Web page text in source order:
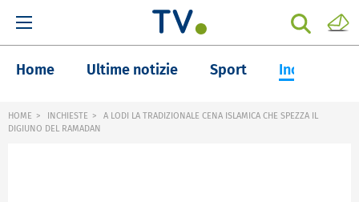
Home Ultime notizie Sport Inchieste
HOME INCHIESTE
A LODI LA TRADIZIONALE CENA ISLAMICA CHE SPEZZA IL
DIGIUNO DEL RAMADAN